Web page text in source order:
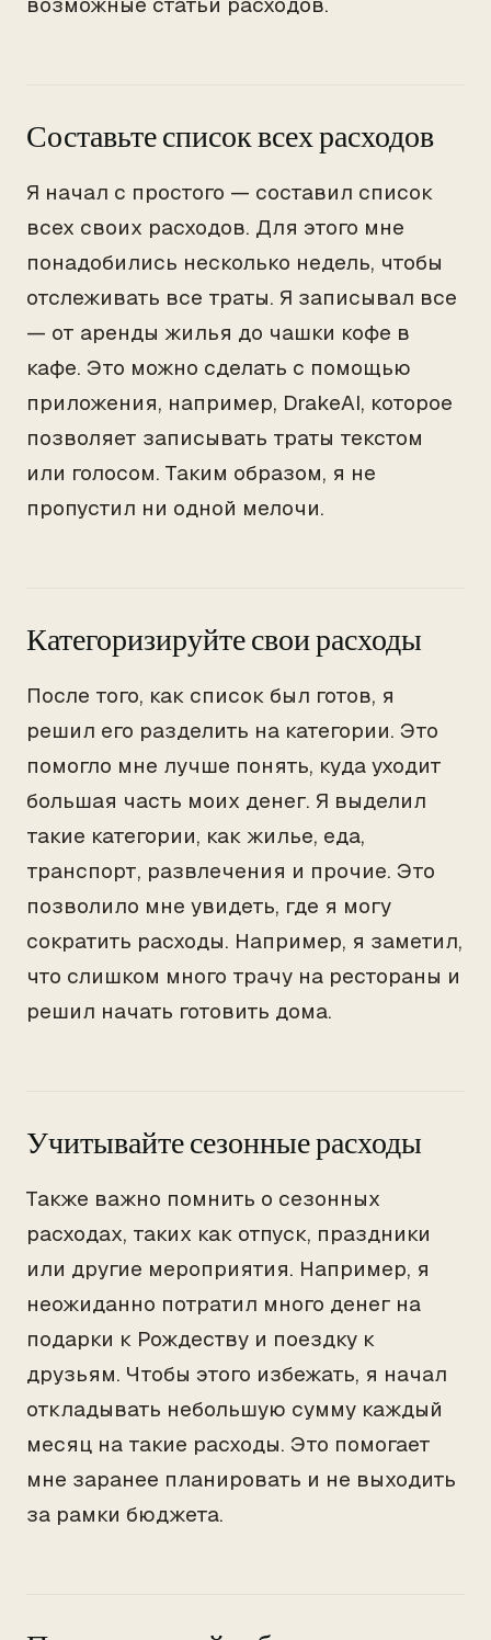
Составьте список всех расходов
Я начал с простого — составил список
всех своих расходов. Для этого мне
понадобились несколько недель, чтобы
отслеживать все траты. Я записывал все
— от аренды жилья до чашки кофе в
кафе. Это можно сделать с помощью
приложения, например, DrakeAI, которое
позволяет записывать траты текстом
или голосом. Таким образом, я не
пропустил ни одной мелочи.
Категоризируйте свои расходы
После того, как список был готов, я
решил его разделить на категории. Это
помогло мне лучше понять, куда уходит
большая часть моих денег. Я выделил
такие категории, как жилье, еда,
транспорт, развлечения и прочие. Это
позволило мне увидеть, где я могу
сократить расходы. Например, я заметил,
что слишком много трачу на рестораны и
решил начать готовить дома.
Учитывайте сезонные расходы
Также важно помнить о сезонных
расходах, таких как отпуск, праздники
или другие мероприятия. Например, я
неожиданно потратил много денег на
подарки к Рождеству и поездку к
друзьям. Чтобы этого избежать, я начал
откладывать небольшую сумму каждый
месяц на такие расходы. Это помогает
мне заранее планировать и не выходить
за рамки бюджета.